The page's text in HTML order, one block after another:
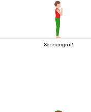
Sonnengruß